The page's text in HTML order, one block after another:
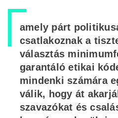
amely párt
csatlakoznak a
választás
garantáló etikai
mindenki számára
válik, hogy át
szavazókat és